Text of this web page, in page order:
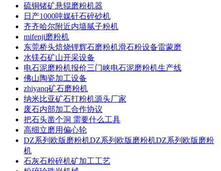
硫铜锗矿悬辊磨粉机器
日产1000吨媒矸石碎砂机
齐齐哈尔附近内墙腻子粉机
mifenji磨粉机
东莞桥头焙烧锂辉石磨粉机滑石粉设备雷蒙磨
水镁石矿山开采设备
电石泥磨粉机报价三门峡电石泥磨粉机生产线
佛山陶瓷加工设备
zhiyanq矿石磨粉机
纳米比亚矿石打粉机源头厂家
废石内部加工合作协议
把石头凿个洞 需要什么工具
高细立磨用偏心轮
DZ系列欧版磨粉机DZ系列欧版磨粉机DZ系列欧版磨粉
机
石灰石粉碎机矿加工工艺